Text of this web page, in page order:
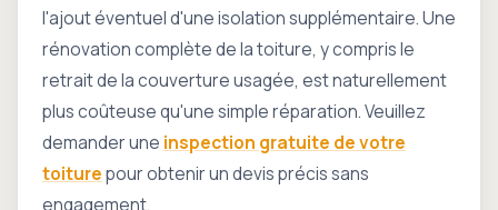
l'ajout éventuel d'une isolation supplémentaire. Une
rénovation complète de la toiture, y compris le
retrait de la couverture usagée, est naturellement
plus coûteuse qu'une simple réparation. Veuillez
demander une inspection gratuite de votre
toiturepour obtenir un devis précis sans
engagement.